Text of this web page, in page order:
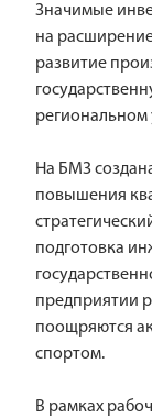
Значимые
на
развитие
региональном
На БМЗ
повышения
подготовка
предприятии
поощряются
спортом.
В рамках